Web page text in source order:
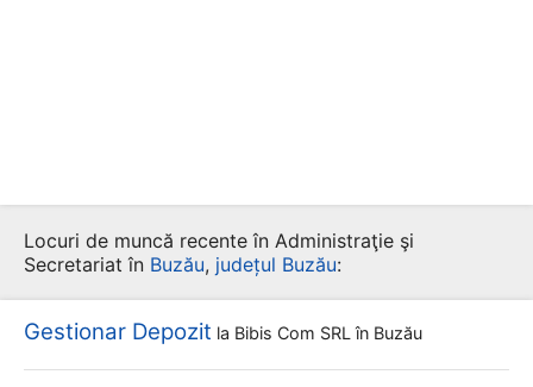
Locuri de muncă recente în Administraţie şi
Secretariat în Buzău, județul Buzău:
Gestionar Depozit la Bibis Com SRL în Buzău